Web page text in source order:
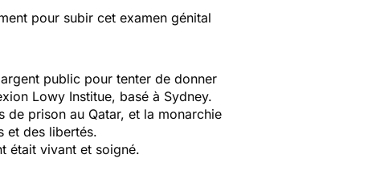
pour subir cet examen génital
public pour tenter de donner
Lowy Institue, basé à Sydney.
de prison au Qatar, et la monarchie
et des libertés.
était vivant et soigné.